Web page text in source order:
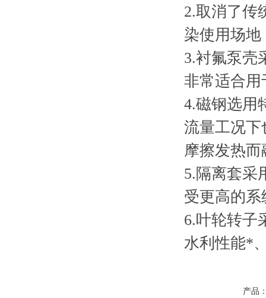
2.取消了传
染使用场
3.衬氟泵壳
非常适合
4.磁钢选用
流量工况
摩擦发热
5.隔离套采
受更高的
6.叶轮转子
水利性能*
产品